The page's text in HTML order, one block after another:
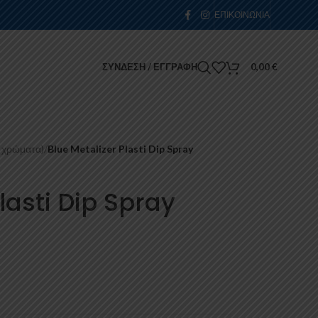
ΕΠΙΚΟΙΝΩΝΊΑ
ΣΎΝΔΕΣΗ / ΕΓΓΡΑΦΉ 0,00€
χρώματα)/Blue Metalizer Plasti Dip Spray
Dip Spray